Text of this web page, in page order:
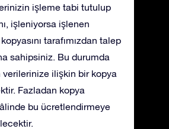
işleme tabi tutulup
işleniyorsa işlenen
tarafımızdan talep
sahipsiniz. Bu durumda
verilerinize ilişkin bir kopya
Fazladan kopya
bu ücretlendirmeye